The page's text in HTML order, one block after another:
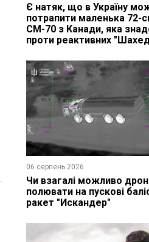
Є натяк, що в Україну
потрапити маленька 72-
CM-70 з Канади, яка
проти реактивних
06 серпень 2026
Чи взагалі можливо
полювати на пускові
ракет "Искандер"